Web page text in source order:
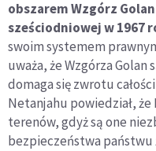
obszarem Wzgórz
sześciodniowej w 1967
swoim systemem
uważa, że Wzgórza
domaga się zwrotu
Netanjahu powiedział,
terenów, gdyż są one
bezpieczeństwa państwu